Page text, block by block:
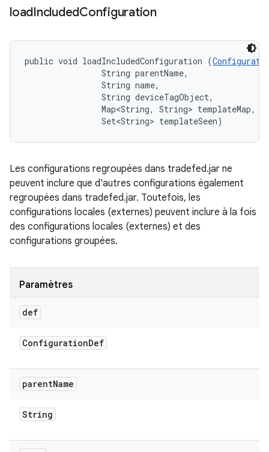
loadIncludedConfiguration
public void loadIncludedConfiguration (
                String parentName,
                String name,
                String deviceTagObject,
                Map<String, String> templateMap,
                Set<String> templateSeen)
Les configurations regroupées dans tradefed.jar ne
peuvent inclure que d'autres configurations également
regroupées dans tradefed.jar. Toutefois, les
configurations locales (externes) peuvent inclure à la fois
des configurations locales (externes) et des
configurations groupées.
Paramètres
def
ConfigurationDef
parentName
String